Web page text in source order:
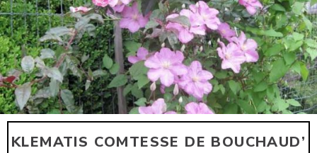
ARTIKLER
OM PLANTEPORTALEN
KONTAKT
KLEMATIS COMTESSE DE BOUCHAUD’